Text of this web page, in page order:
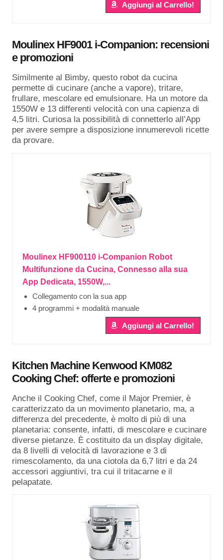
Aggiungi al Carrello!
Moulinex HF9001 i-Companion: recensioni
e promozioni
Similmente al Bimby, questo robot da cucina
permette di cucinare (anche a vapore), tritare,
frullare, mescolare ed emulsionare. Ha un motore da
1550W e 13 differenti velocità con una capienza di
4,5 litri. Curiosa la possibilità di connetterlo all’App
per avere sempre a disposizione innumerevoli ricette
da provare.
Moulinex HF900110 i-Companion Robot
Multifunzione da Cucina, Connesso alla sua
App Dedicata, 1550W,...
Collegamento con la sua app
4 programmi + modalità manuale
Aggiungi al Carrello!
Kitchen Machine Kenwood KM082
Cooking Chef: offerte e promozioni
Anche il Cooking Chef, come il Major Premier, è
caratterizzato da un movimento planetario, ma, a
differenza del precedente, è molto di più di una
planetaria: consente, infatti, di mescolare e cucinare
diverse pietanze. È costituito da un display digitale,
da 8 livelli di velocità di lavorazione e 3 di
rimescolamento, da una ciotola da 6,7 litri e da 24
accessori aggiuntivi, tra cui il tritacarne e il
pelapatate.